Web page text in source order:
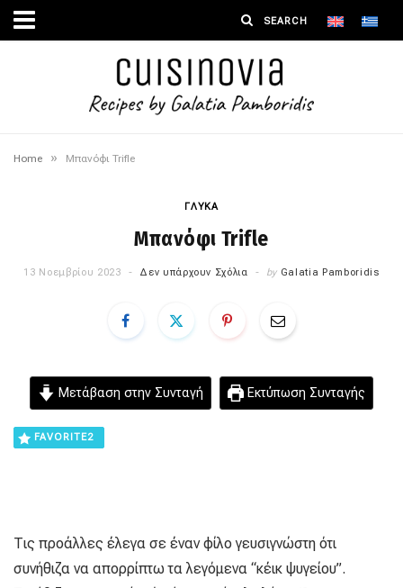
Home » Μπανόφι Trifle
ΓΛΥΚΑ
Μπανόφι Trifle
13 Νοεμβρίου 2023 Δεν υπάρχουν Σχόλια by Galatia Pamboridis
Μετάβαση στην Συνταγή Εκτύπωση Συνταγής
FAVORITE2
Τις προάλλες έλεγα σε έναν φίλο γευσιγνώστη ότι
συνήθιζα να απορρίπτω τα λεγόμενα “κέικ ψυγείου”.